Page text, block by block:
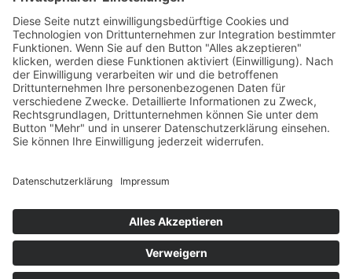
Tipps
Wissen
Strom Top30
F&A
News
© hellundwarm.de2026 All Rights Reserved